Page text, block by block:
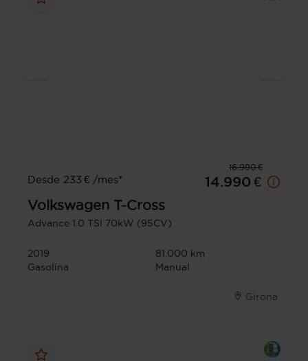
16.990 €
Desde 233 € /mes*
14.990 €
Volkswagen T-Cross
Advance 1.0 TSI 70kW (95CV)
2019
81.000 km
Gasolina
Manual
Girona